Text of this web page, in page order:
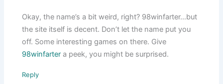
Okay, the name’s a bit weird, right? 98winfarter…but
the site itself is decent. Don’t let the name put you
off. Some interesting games on there. Give
98winfarter a peek, you might be surprised.
Reply